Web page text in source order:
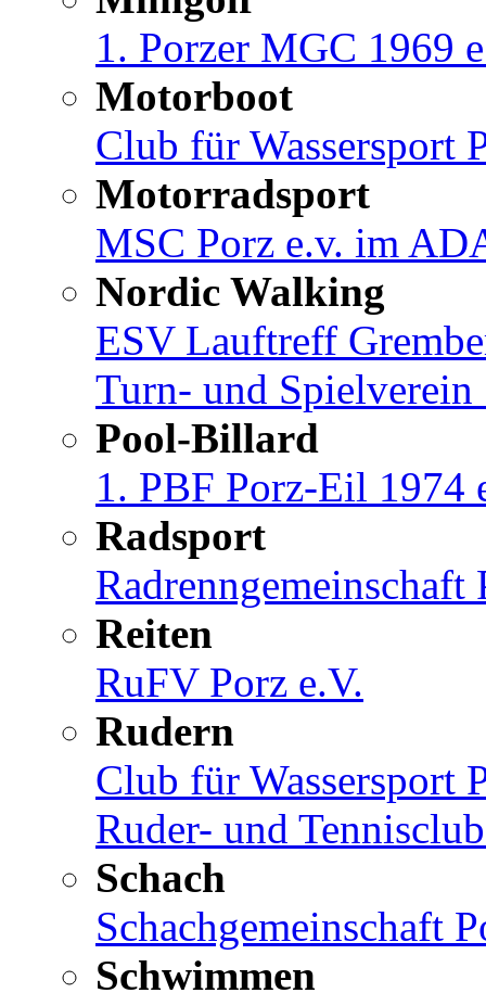
1. Porzer MGC 1969
Motorboot
Club für Wassersport
Motorradsport
MSC Porz e.v. im
Nordic Walking
ESV Lauftreff
Turn- und Spielverein
Pool-Billard
1. PBF Porz-Eil 1974
Radsport
Radrenngemeinschaft
Reiten
RuFV Porz e.V.
Rudern
Club für Wassersport
Ruder- und
Schach
Schachgemeinschaft
Schwimmen